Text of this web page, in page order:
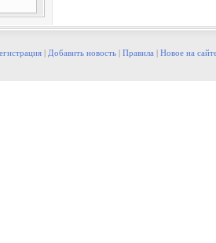
| Добавить новость | Правила | Новое на